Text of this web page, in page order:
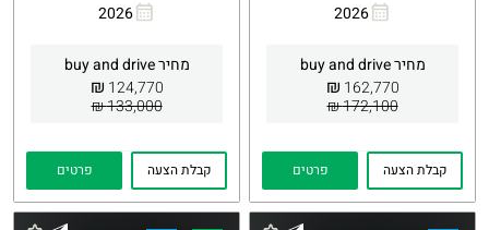
2026
מחיר buy and drive
162,770
₪
172,100 ₪
Whatsapp
קבלת הצעה פרטים
2026
מחיר buy and drive
124,770
₪
133,000 ₪
Whatsapp
קבלת הצעה פרטים